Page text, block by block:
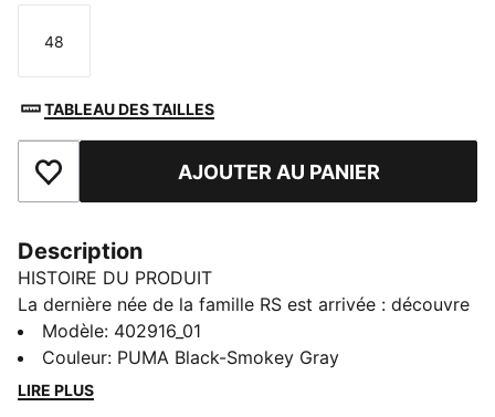
Taille
48
TABLEAU DES TAILLES
Ajouter aux favorisAJOUTER AU PANIER
Description
HISTOIRE DU PRODUIT
La dernière née de la famille RS est arrivée : découvre
la RS-25 ! Conservant des éléments clés des modèles
d’origine, comme la tige moderne et la semelle
audacieuse avec ses « pods », ces sneakers
Modèle: 402916_01
Couleur: PUMA Black-Smokey Gray
LIRE PLUS